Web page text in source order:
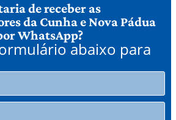
de receber as
da Cunha e Nova Pádua
WhatsApp?
abaixo para